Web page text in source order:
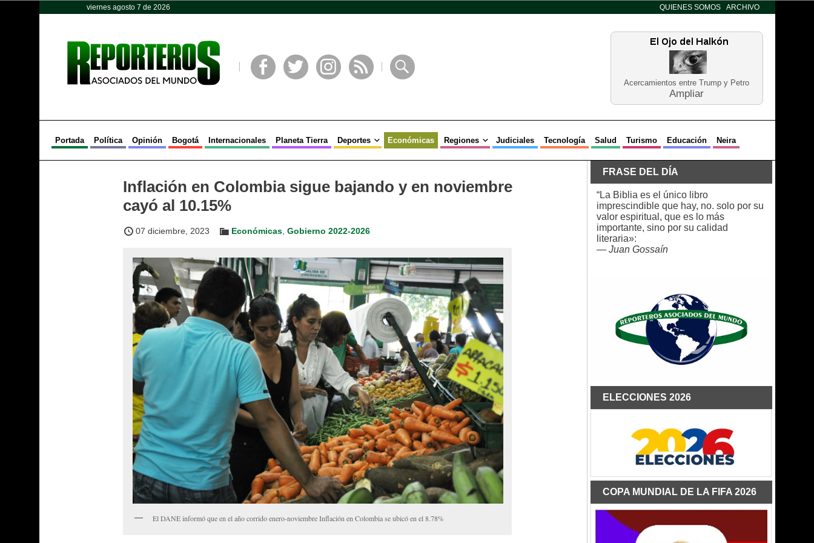
viernes agosto 7 de 2026 QUIENES SOMOS ARCHIVO
Acercamientos entre Trump y Petro
Ampliar
Portada Política Opinión Bogotá Internacionales Planeta Tierra Deportes Económicas Regiones Judiciales Tecnología Salud Turismo Educación Neira
Inflación en Colombia sigue bajando y en noviembre
cayó al 10.15%
07 diciembre, 2023 Económicas Gobierno 2022-2026
El DANE informó que en el año corrido enero-noviembre Inflación en Colombia se ubicó en el 8.78%
FRASE DEL DÍA
“La Biblia es el único libro
imprescindible que hay, no. solo por su
valor espiritual, que es lo más
importante, sino por su calidad
literaria»:
— Juan Gossaín
ELECCIONES 2026
COPA MUNDIAL DE LA FIFA 2026
Opinión Política